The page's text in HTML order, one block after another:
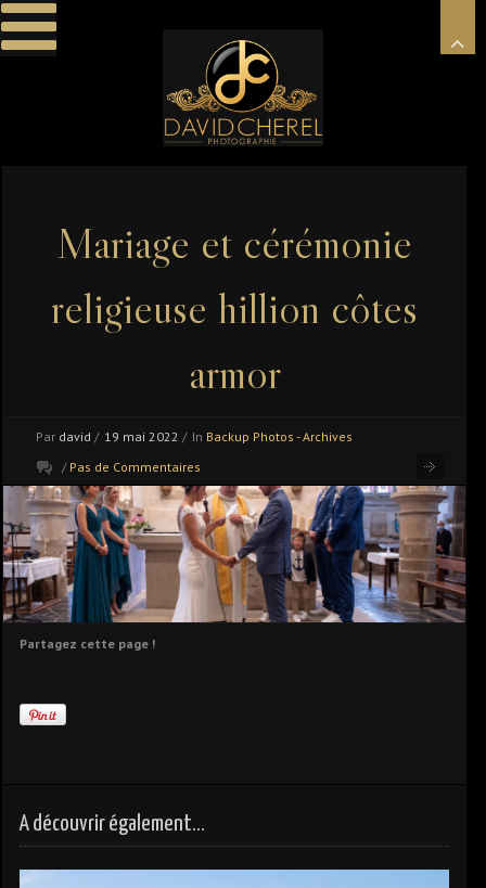
Mariage et cérémonie
religieuse hillion côtes
armor
Par david / 19 mai 2022 / In Backup Photos - Archives
/ Pas de Commentaires
Partagez cette page !
A découvrir également...